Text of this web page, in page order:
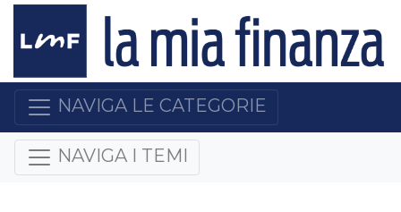
NAVIGA LE CATEGORIE
NAVIGA I TEMI